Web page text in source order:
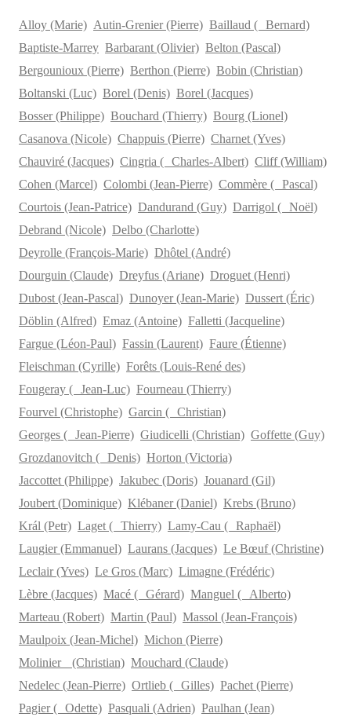
Alloy (Marie) Autin-Grenier (Pierre) Baillaud ( Bernard)
Baptiste-Marrey Barbarant (Olivier) Belton (Pascal)
Bergounioux (Pierre) Berthon (Pierre) Bobin (Christian)
Boltanski (Luc) Borel (Denis) Borel (Jacques)
Bosser (Philippe) Bouchard (Thierry) Bourg (Lionel)
Casanova (Nicole) Chappuis (Pierre) Charnet (Yves)
Chauviré (Jacques) Cingria ( Charles-Albert) Cliff (William)
Cohen (Marcel) Colombi (Jean-Pierre) Commère ( Pascal)
Courtois (Jean-Patrice) Dandurand (Guy) Darrigol ( Noël)
Debrand (Nicole) Delbo (Charlotte)
Deyrolle (François-Marie) Dhôtel (André)
Dourguin (Claude) Dreyfus (Ariane) Droguet (Henri)
Dubost (Jean-Pascal) Dunoyer (Jean-Marie) Dussert (Éric)
Döblin (Alfred) Emaz (Antoine) Falletti (Jacqueline)
Fargue (Léon-Paul) Fassin (Laurent) Faure (Étienne)
Fleischman (Cyrille) Forêts (Louis-René des)
Fougeray ( Jean-Luc) Fourneau (Thierry)
Fourvel (Christophe) Garcin ( Christian)
Georges ( Jean-Pierre) Giudicelli (Christian) Goffette (Guy)
Grozdanovitch ( Denis) Horton (Victoria)
Jaccottet (Philippe) Jakubec (Doris) Jouanard (Gil)
Joubert (Dominique) Klébaner (Daniel) Krebs (Bruno)
Král (Petr) Laget ( Thierry) Lamy-Cau ( Raphaël)
Laugier (Emmanuel) Laurans (Jacques) Le Bœuf (Christine)
Leclair (Yves) Le Gros (Marc) Limagne (Frédéric)
Lèbre (Jacques) Macé ( Gérard) Manguel ( Alberto)
Marteau (Robert) Martin (Paul) Massol (Jean-François)
Maulpoix (Jean-Michel) Michon (Pierre)
Molinier (Christian) Mouchard (Claude)
Nedelec (Jean-Pierre) Ortlieb ( Gilles) Pachet (Pierre)
Pagier ( Odette) Pasquali (Adrien) Paulhan (Jean)